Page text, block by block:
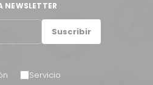
NEWSLETTER
Suscribir
Servicio